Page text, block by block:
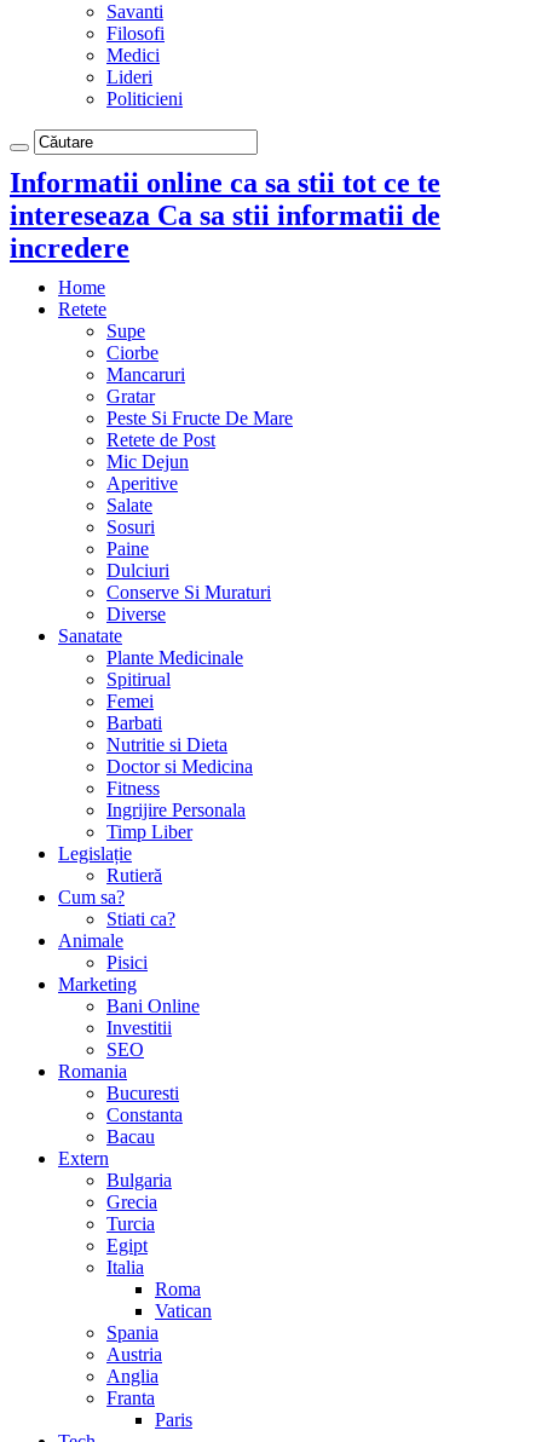
Savanti
Filosofi
Medici
Lideri
Politicieni
Informatii online ca sa stii tot ce te
intereseaza Ca sa stii informatii de
incredere
Home
Retete
Supe
Ciorbe
Mancaruri
Gratar
Peste Si Fructe De Mare
Retete de Post
Mic Dejun
Aperitive
Salate
Sosuri
Paine
Dulciuri
Conserve Si Muraturi
Diverse
Sanatate
Plante Medicinale
Spitirual
Femei
Barbati
Nutritie si Dieta
Doctor si Medicina
Fitness
Ingrijire Personala
Timp Liber
Legislație
Rutieră
Cum sa?
Stiati ca?
Animale
Pisici
Marketing
Bani Online
Investitii
SEO
Romania
Bucuresti
Constanta
Bacau
Extern
Bulgaria
Grecia
Turcia
Egipt
Italia
Roma
Vatican
Spania
Austria